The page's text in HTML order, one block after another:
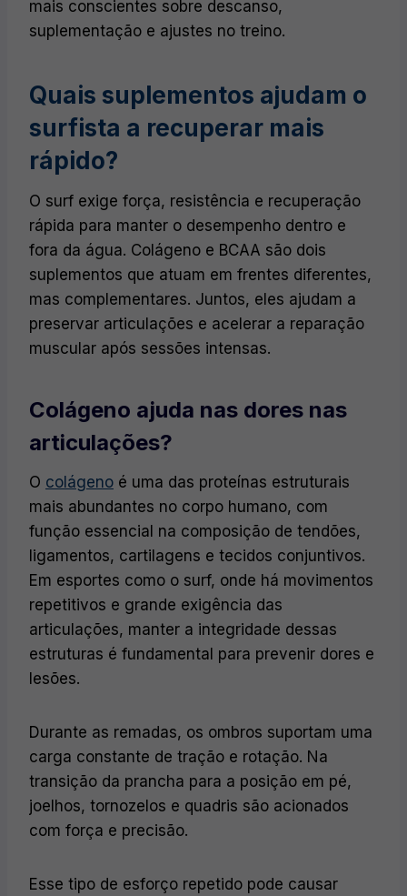
mais conscientes sobre descanso,
suplementação e ajustes no treino.
Quais suplementos ajudam o
surfista a recuperar mais
rápido?
O surf exige força, resistência e recuperação
rápida para manter o desempenho dentro e
fora da água. Colágeno e BCAA são dois
suplementos que atuam em frentes diferentes,
mas complementares. Juntos, eles ajudam a
preservar articulações e acelerar a reparação
muscular após sessões intensas.
Colágeno ajuda nas dores nas
articulações?
O colágeno é uma das proteínas estruturais
mais abundantes no corpo humano, com
função essencial na composição de tendões,
ligamentos, cartilagens e tecidos conjuntivos.
Em esportes como o surf, onde há movimentos
repetitivos e grande exigência das
articulações, manter a integridade dessas
estruturas é fundamental para prevenir dores e
lesões.
Durante as remadas, os ombros suportam uma
carga constante de tração e rotação. Na
transição da prancha para a posição em pé,
joelhos, tornozelos e quadris são acionados
com força e precisão.
Esse tipo de esforço repetido pode causar